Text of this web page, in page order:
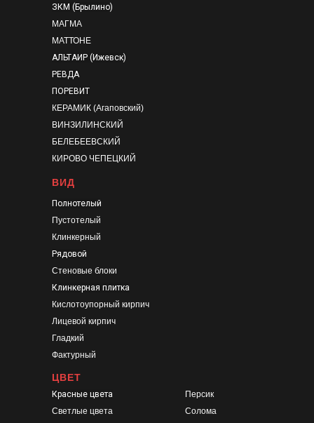
ЗКМ (Брылино)
МАГМА
МАТТОНЕ
АЛЬТАИР (Ижевск)
РЕВДА
ПОРЕВИТ
КЕРАМИК (Агаповский)
ВИНЗИЛИНСКИЙ
БЕЛЕБЕЕВСКИЙ
КИРОВО ЧЕПЕЦКИЙ
ВИД
ЦВЕТ
Красные цвета
Светлые цвета
Полнотелый
Пустотелый
Клинкерный
Рядовой
Стеновые блоки
Клинкерная плитка
Кислотоупорный кирпич
Лицевой кирпич
Гладкий
Фактурный
Персик
Солома